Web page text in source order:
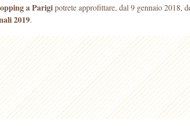
a Parigipotrete approfittare, dal 9 gennaio 2018,
2019.